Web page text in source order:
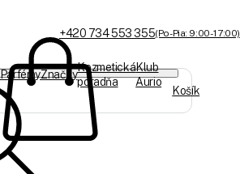
+420 734 553 355(Po-Pia: 9:00 - 17:00)
Košík
ParfémyZnačky
Kozmetická
poradňa
Klub
Aurio